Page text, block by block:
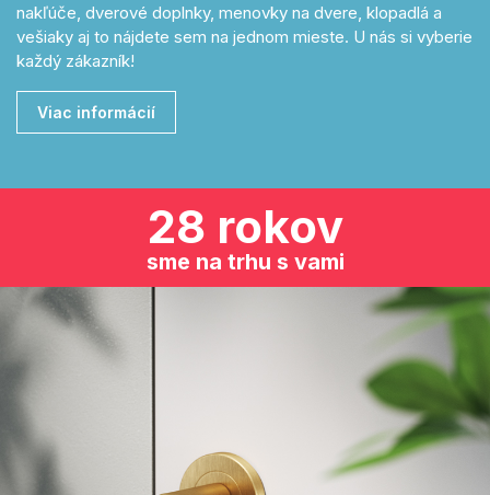
nakľúče, dverové doplnky, menovky na dvere, klopadlá a
vešiaky aj to nájdete sem na jednom mieste. U nás si vyberie
každý zákazník!
Viac informácií
28 rokov
sme na trhu s vami